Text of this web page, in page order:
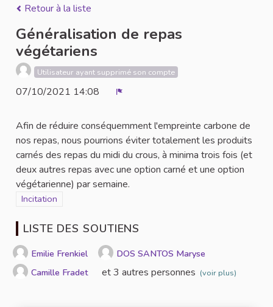
Retour à la liste
Généralisation de repas
végétariens
Utilisateur ayant supprimé son compte
07/10/2021 14:08
Afin de réduire conséquemment l'empreinte carbone de
nos repas, nous pourrions éviter totalement les produits
carnés des repas du midi du crous, à minima trois fois (et
deux autres repas avec une option carné et une option
végétarienne) par semaine.
Filtrer les résultats de la catégorie : Incitation
Incitation
LISTE DES SOUTIENS
Emilie Frenkiel
DOS SANTOS Maryse
Camille Fradet
et 3 autres personnes (voir plus)